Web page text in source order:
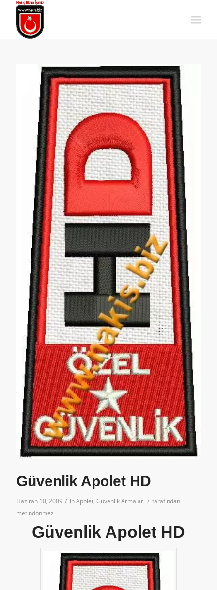
Güvenlik Apolet HD
Haziran 10, 2009 / inApolet, Güvenlik Armaları / tarafından
metindonmez
Güvenlik Apolet HD